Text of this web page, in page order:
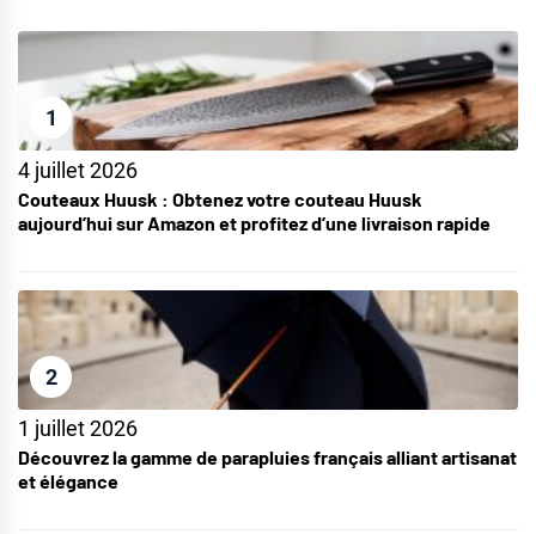
1
4 juillet 2026
Couteaux Huusk : Obtenez votre couteau Huusk
aujourd’hui sur Amazon et profitez d’une livraison rapide
2
1 juillet 2026
Découvrez la gamme de parapluies français alliant artisanat
et élégance